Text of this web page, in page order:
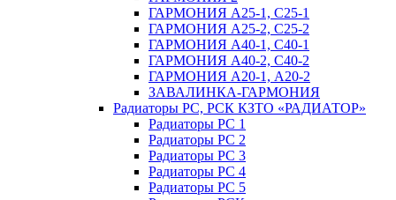
ГАРМОНИЯ А25-1, С25-1
ГАРМОНИЯ А25-2, С25-2
ГАРМОНИЯ А40-1, С40-1
ГАРМОНИЯ А40-2, С40-2
ГАРМОНИЯ А20-1, А20-2
ЗАВАЛИНКА-ГАРМОНИЯ
Радиаторы РС, РСК КЗТО «РАДИАТОР»
Радиаторы РС 1
Радиаторы РС 2
Радиаторы РС 3
Радиаторы РС 4
Радиаторы РС 5